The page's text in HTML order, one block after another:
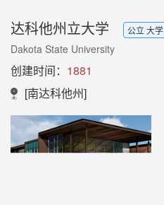
达科他州立大学 公立 大学
Dakota State University
创建时间： 1881
[南达科他州]